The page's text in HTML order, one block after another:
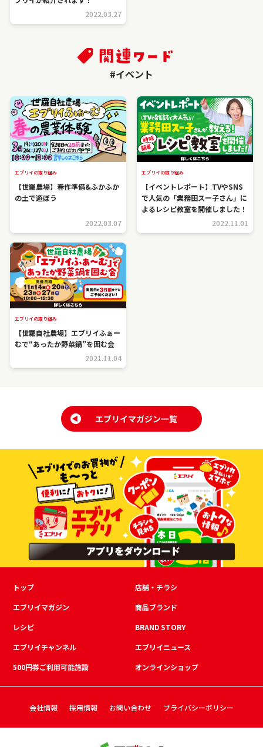
2022.03.27
#イベント
エブリイの取り組み
【世羅農場】春作準備&ふかふか
の土で遊ぼう
2022.03.07
エブリイの取り組み
【イベントレポート】TVやSNS
で人気の「業務田スー子さん」に
よるレシピ教室を開催しました！
2022.11.01
エブリイの取り組み
【世羅自社農場】エブリイふぁー
むで“あったか野菜鍋”を囲む会
2021.11.04
トップ
店舗・チラシ
エブリイマガジン
商品ブランド
レシピ
BRAND STORY
エブリイチャンネル
エブリイニュース
500円券ご利用可能施設
オンラインショップ
会社情報 採用情報 お問い合わせ プライバシーポリシー